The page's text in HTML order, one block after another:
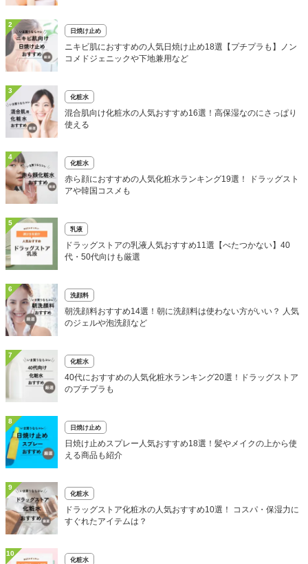
2
日焼け止め
ニキビ肌におすすめの人気日焼け止め18選【プチプラも】ノン
コメドジェニックや下地兼用など
3
化粧水
混合肌向け化粧水の人気おすすめ16選！高保湿なのにさっぱり
使える
4
化粧水
赤ら顔におすすめの人気化粧水ランキング19選！ ドラッグスト
アや韓国コスメも
5
乳液
ドラッグストアの乳液人気おすすめ11選【べたつかない】40
代・50代向けも厳選
6
洗顔料
朝洗顔料おすすめ14選！朝に洗顔料は使わない方がいい？ 人気
のジェルや泡洗顔など
7
化粧水
40代におすすめの人気化粧水ランキング20選！ドラッグストア
のプチプラも
8
日焼け止め
日焼け止めスプレー人気おすすめ18選！髪やメイクの上から使
える商品も紹介
9
化粧水
ドラッグストア化粧水の人気おすすめ10選！ コスパ・保湿力に
すぐれたアイテムは？
10
化粧水